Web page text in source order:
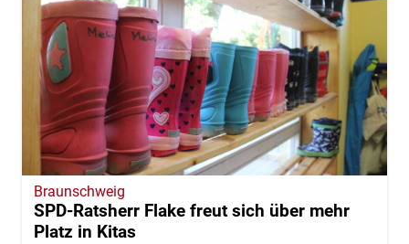
Braunschweig
SPD-Ratsherr Flake freut sich über mehr
Platz in Kitas